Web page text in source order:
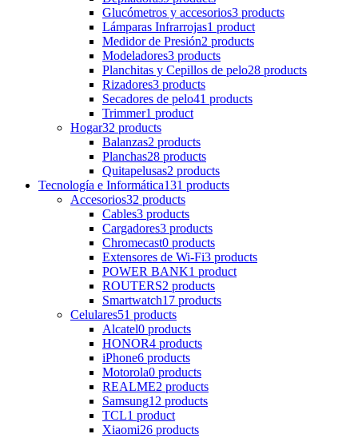
Glucómetros y accesorios3 products
Lámparas Infrarrojas1 product
Medidor de Presión2 products
Modeladores3 products
Planchitas y Cepillos de pelo28 products
Rizadores3 products
Secadores de pelo41 products
Trimmer1 product
Hogar32 products
Balanzas2 products
Planchas28 products
Quitapelusas2 products
Tecnología e Informática131 products
Accesorios32 products
Cables3 products
Cargadores3 products
Chromecast0 products
Extensores de Wi-Fi3 products
POWER BANK1 product
ROUTERS2 products
Smartwatch17 products
Celulares51 products
Alcatel0 products
HONOR4 products
iPhone6 products
Motorola0 products
REALME2 products
Samsung12 products
TCL1 product
Xiaomi26 products